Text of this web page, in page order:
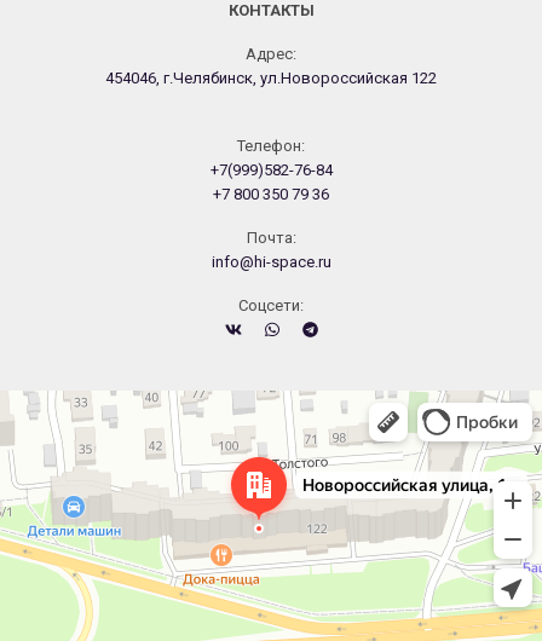
КОНТАКТЫ
Адрес:
454046, г.Челябинск, ул.Новороссийская 122
Телефон:
+7(999)582-76-84
+7 800 350 79 36
Почта:
info@hi-space.ru
Cоцсети:
Челябинск
Новороссийская улица, 122 — Яндекс.Карты